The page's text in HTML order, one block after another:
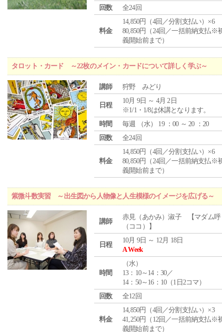
回数
全24回
料金
14,850円（4回／分割支払い）×6
80,850円（24回／一括前納支払※
義開始前まで）
タロット・カード ～22枚のメイン・カードについて詳しく学ぶ～
講師 狩野 みどり
日程
10月 9日 ～ 4月 2日
※1/1・1/8は休講となります。
時間
毎週 （水） 19 ：00 ～ 20 ：20
回数
全24回
料金
14,850円（4回／分割支払い）×6
80,850円（24回／一括前納支払※
義開始前まで）
紫微斗数実習 ～出生図から人物像と人生模様のイメージを広げる～
講師
赤見（あかみ）淑子 【マダム呼
（ココ）】
日程
10月 9日 ～ 12月 18日
A Week
時間
（水）
13：10～14：30／
14：50～16：10（1日2コマ）
回数
全12回
料金
14,850円（4回／分割支払い）×3
41,250円（12回／一括前納支払※
義開始前まで）